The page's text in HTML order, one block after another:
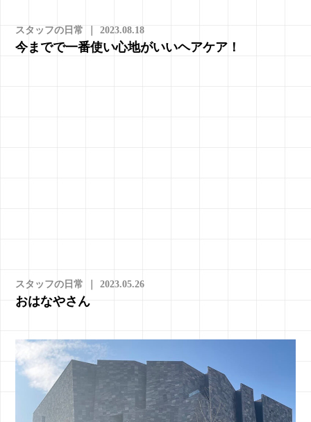
スタッフの日常 2023.08.18
今までで一番使い心地がいいヘアケア！
スタッフの日常 2023.05.26
おはなやさん